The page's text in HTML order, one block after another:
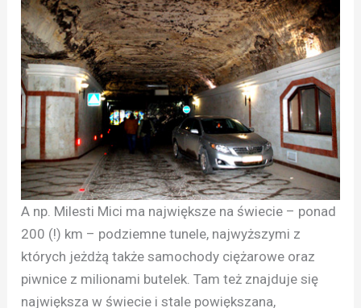
A np. Milesti Mici ma największe na świecie – ponad
200 (!) km – podziemne tunele, najwyższymi z
których jeżdżą także samochody ciężarowe oraz
piwnice z milionami butelek. Tam też znajduje się
największa w świecie i stale powiększana,